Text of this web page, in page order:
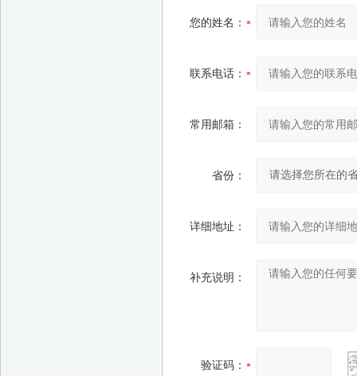
您的姓名：
联系电话：
常用邮箱：
省份：
详细地址：
补充说明：
验证码：